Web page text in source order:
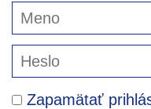
Zapamätať